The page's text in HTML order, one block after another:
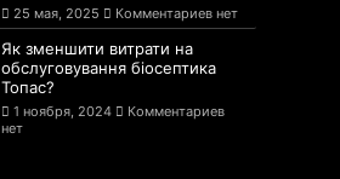
25 мая, 2025 Комментариев нет
Як зменшити витрати на
обслуговування біосептика
Топас?
1 ноября, 2024
Комментариев
нет